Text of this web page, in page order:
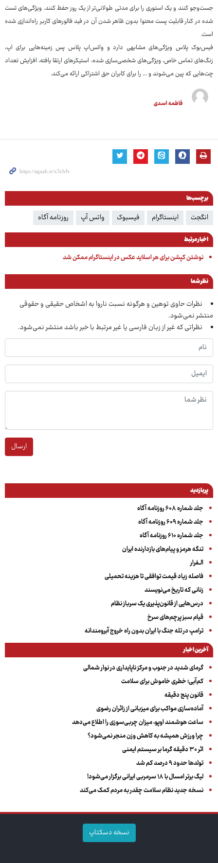
جست‌وجو کنند و یک استوری را برای مدتی طولانی‌تر از یک روز حفظ کنند. ویژگی‌های تست
شده در کنار قابلیت پست محتوا بدون ظاهر شدن آن در فید فالورهای کاربر راه‌اندازی شده
است.
فیس‌بوک پلاس ویژگی‌های مشابهی دارد و واتس‌اپ پلاس پس زمینه‌هایی برای اپ،
زنگ‌های تماس خاص، ویژگی‌های شخصی‌سازی شده، استیکرهای ارتقا یافته، افزایش تعداد
چت‌هایی که پین می‌شوند و ... را برای کابران حق اشتراکی ارائه می‌کند.
فاطمه اسدی
برچسب‌ها
انگجت اینستاگرام فیسبوک واتس آپ روزنامه آگاه
اخبار مرتبط
نوشتن کپشن برای هر اسلاید عکس در اینستاگرام ممکن شد
نظر شما
نظرات حاوی توهین و هرگونه نسبت ناروا به اشخاص حقیقی و حقوقی
منتشر نمی‌شود.
نظراتی که غیر از زبان فارسی یا غیر مرتبط با خبر باشد منتشر نمی‌شود.
ارسال
پربازدید
جلد شماره ۶۰۸ روزنامه آگاه
جلد شماره ۶۰۹ روزنامه آگاه
جلد شماره ۶۱۰ روزنامه آگاه
تنگه هرمز و پیام‌های بازدارنده ایران
الــفرار
فاصله زیاد قیمت توافقی تا هزینه تحمیلی
زنانی که تاریخ می‌نویسند
درس‌هایی از قانون‌پذیری یک سرباز نظام
قیام سبز پرچم‌های سرخ
ترامپ در تله جنگ با ایران بدون راه خروج آبرومندانه
آخرین اخبار
گرمای شدید در جنوب و مرکز ناپایداری در نوار شمالی
کم‌آبی؛ خطری خاموش برای سلامت
قانون پنج دقیقه
آماده‌سازی مواکب برای میزبانی از زائران رضوی
ساعت هوشمند اوپو، میزان چربی‌سوزی را اطلاع می‌دهد
چرا ورزش همیشه به کاهش وزن منجر نمی‌شود؟
اثر ۳۰ دقیقه گرما بر سیستم ایمنی
تولدها حدود ۹ درصد کم شد
لیگ برتر امسال با ۱۸ سرمربی ایرانی برگزار می‌شود!
نسخه جدید نظام سلامت چقدر به مردم کمک می‌کند
نسخه دسکتاپ